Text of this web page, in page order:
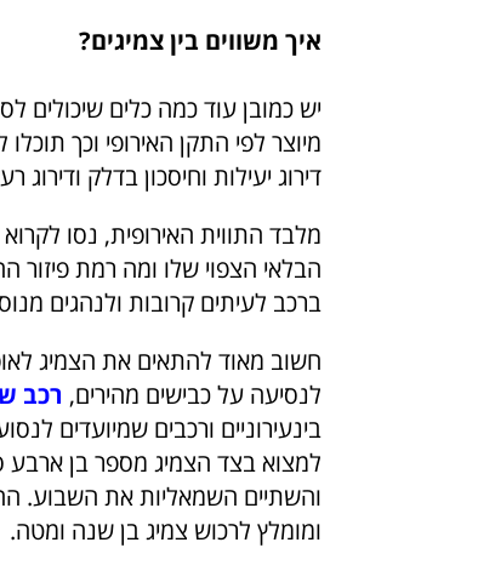
איך משווים בין צמיגים?
יש כמובן עוד כמה כלים שיכולים
מיוצר לפי התקן האירופי וכך
דירוג יעילות וחיסכון בדלק ודירוג
מלבד התווית האירופית, נסו
הבלאי הצפוי שלו ומה רמת פיזור
ברכב לעיתים קרובות ולנהגים
חשוב מאוד להתאים את הצמיג
לנסיעה על כבישים מהירים, רכב
בינעירוניים ורכבים שמיועדים
למצוא בצד הצמיג מספר בן ארבע
ומומלץ לרכוש צמיג בן שנה ומטה.